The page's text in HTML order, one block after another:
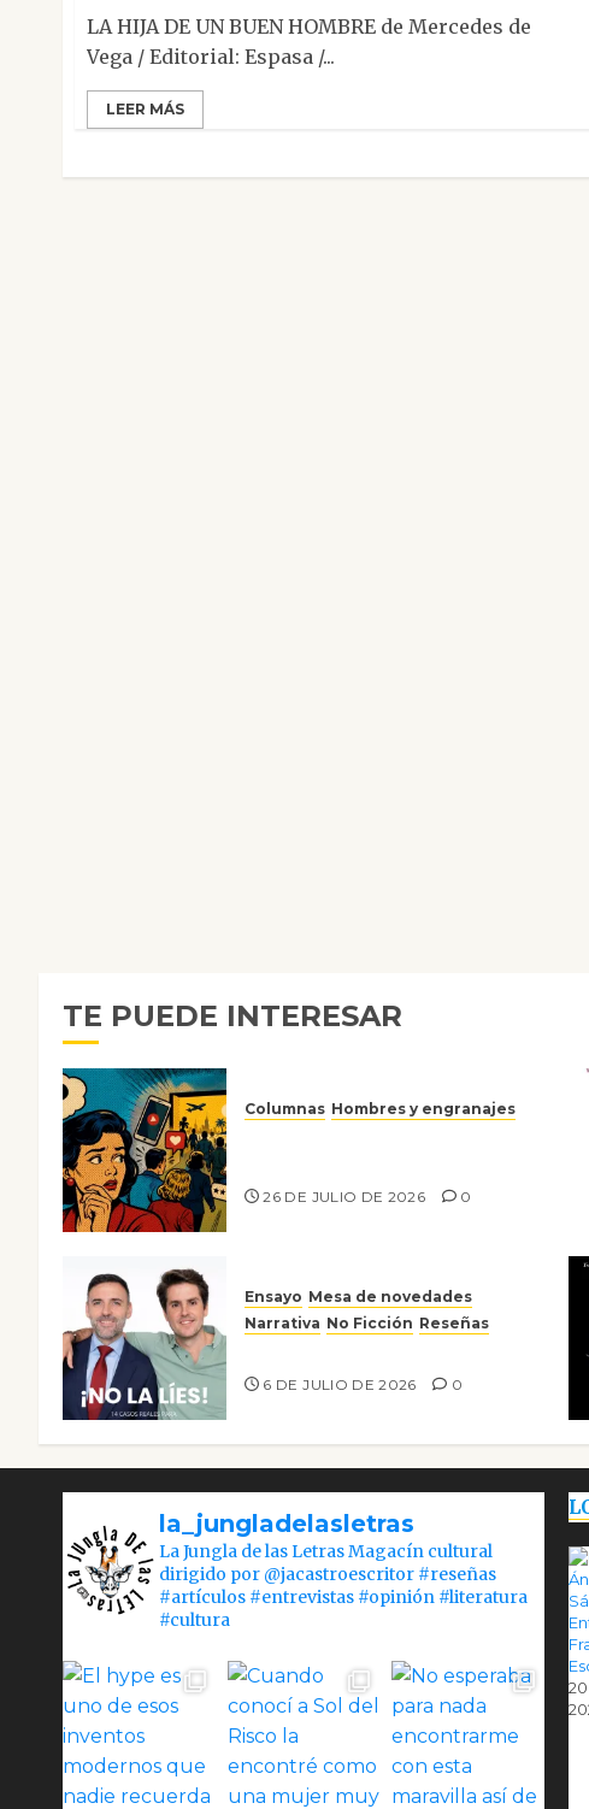
LA HIJA DE UN BUEN HOMBRE de Mercedes de
Vega / Editorial: Espasa /...
LEER MÁS
TE PUEDE INTERESAR
Columnas Hombres y engranajes
26 DE JULIO DE 2026 0
Ensayo Mesa de novedades
Narrativa No Ficción Reseñas
6 DE JULIO DE 2026 0
la_jungladelasletras
La Jungla de las Letras Magacín cultural
dirigido por @jacastroescritor #reseñas
#artículos #entrevistas #opinión #literatura
#cultura